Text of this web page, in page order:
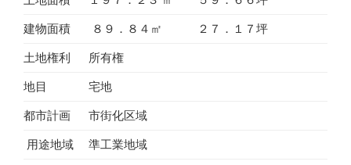
建物面積 ８９．８４㎡ ２７．１７坪
土地権利 所有権
地目 宅地
都市計画 市街化区域
用途地域 準工業地域